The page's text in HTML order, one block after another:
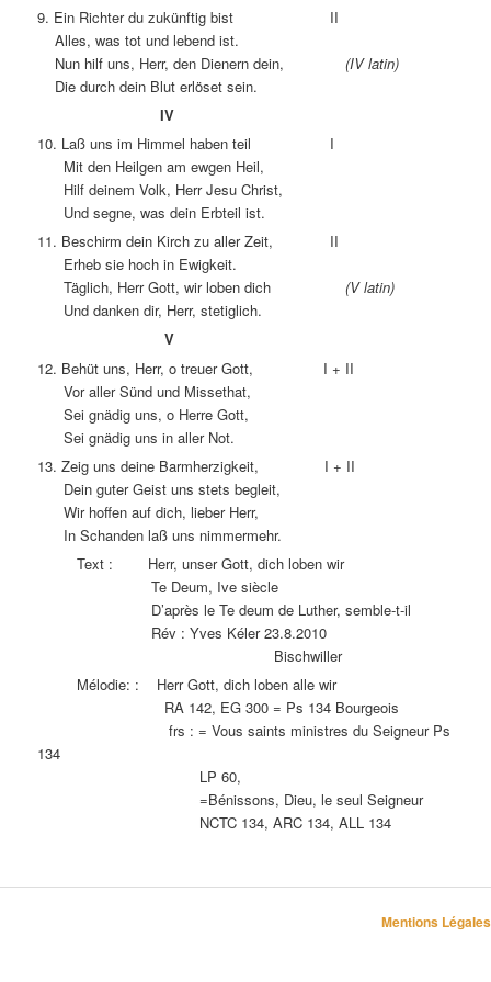
9. Ein Richter du zukünftig bist II
Alles, was tot und lebend ist.
Nun hilf uns, Herr, den Dienern dein,
(IV latin)
Die durch dein Blut erlöset sein.
IV
10. Laß uns im Himmel haben teil I
Mit den Heilgen am ewgen Heil,
Hilf deinem Volk, Herr Jesu Christ,
Und segne, was dein Erbteil ist.
11. Beschirm dein Kirch zu aller Zeit, II
Erheb sie hoch in Ewigkeit.
Täglich, Herr Gott, wir loben dich
(V latin)
Und danken dir, Herr, stetiglich.
V
12. Behüt uns, Herr, o treuer Gott, I + II
Vor aller Sünd und Missethat,
Sei gnädig uns, o Herre Gott,
Sei gnädig uns in aller Not.
13. Zeig uns deine Barmherzigkeit, I + II
Dein guter Geist uns stets begleit,
Wir hoffen auf dich, lieber Herr,
In Schanden laß uns nimmermehr.
Text : Herr, unser Gott, dich loben wir
Te Deum, Ive siècle
D’après le Te deum de Luther, semble-t-il
Rév : Yves Kéler 23.8.2010
Bischwiller
Mélodie: : Herr Gott, dich loben alle wir
RA 142, EG 300 = Ps 134 Bourgeois
frs : = Vous saints ministres du Seigneur Ps
134
LP 60,
=Bénissons, Dieu, le seul Seigneur
NCTC 134, ARC 134, ALL 134
Mentions Légales